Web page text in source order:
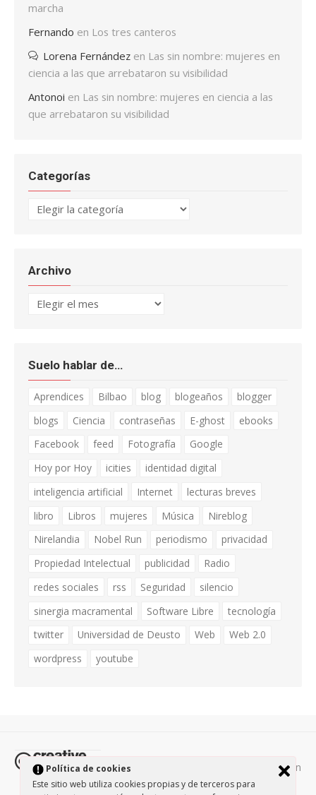
Política de cookies
Este sitio web utiliza cookies propias y de terceros para
marcha
Fernando en Los tres canteros
Lorena Fernández en Las sin nombre: mujeres en
ciencia a las que arrebataron su visibilidad
Antonoi en Las sin nombre: mujeres en ciencia a las
que arrebataron su visibilidad
Categorías
Categorías
Archivo
Archivo
Suelo hablar de…
Aprendices Bilbao blog blogeaños
blogger
blogs
Ciencia contraseñas E-ghost
ebooks
Facebook
feed Fotografía
Google
Hoy por Hoy
icities
identidad digital
inteligencia artificial
Internet
lecturas breves
libro
Libros mujeres Música
Nireblog
Nirelandia
Nobel Run periodismo
privacidad
Propiedad Intelectual
publicidad
Radio
redes sociales
rss Seguridad
silencio
sinergia macramental
Software Libre
tecnología
twitter
Universidad de Deusto Web
Web 2.0
wordpress
youtube
Todos los contenidos de esta página están
protegidos por la licencia Creative Commons Attribution-